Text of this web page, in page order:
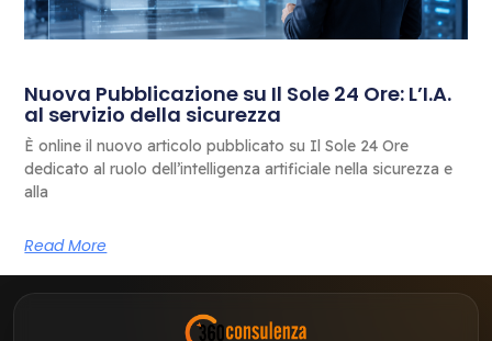
Nuova Pubblicazione su Il Sole 24 Ore: L’I.A.
al servizio della sicurezza
È online il nuovo articolo pubblicato su Il Sole 24 Ore
dedicato al ruolo dell’intelligenza artificiale nella sicurezza e
alla
Read More